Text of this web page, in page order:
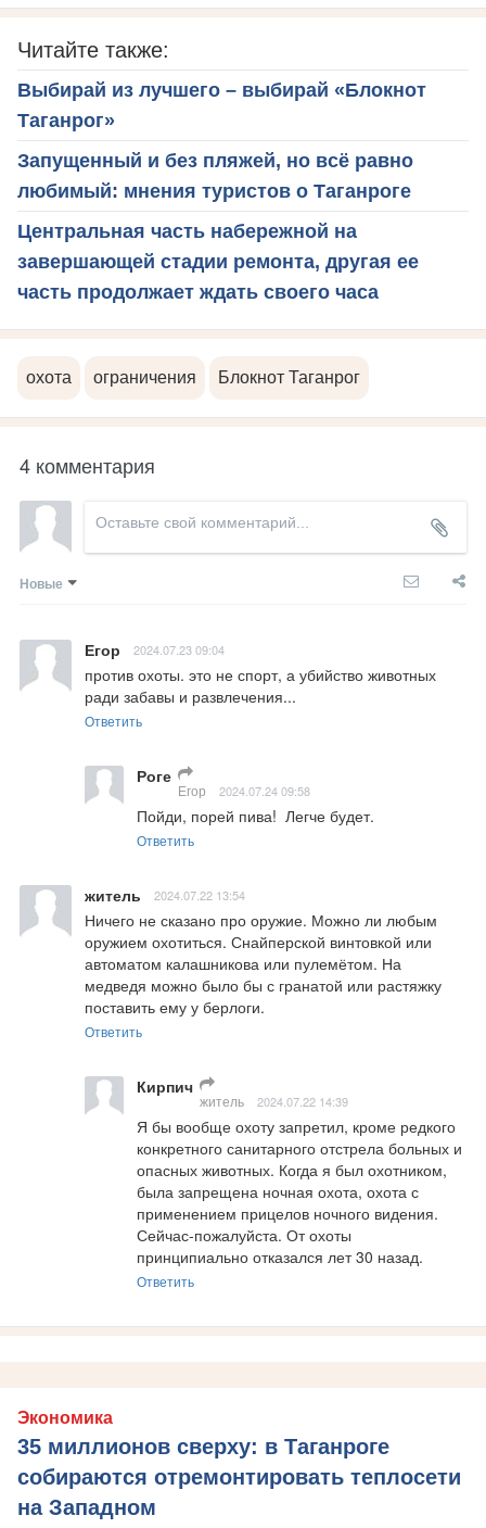
Читайте также:
Выбирай из лучшего – выбирай «Блокнот
Таганрог»
Запущенный и без пляжей, но всё равно
любимый: мнения туристов о Таганроге
Центральная часть набережной на
завершающей стадии ремонта, другая ее
часть продолжает ждать своего часа
охота ограничения Блокнот Таганрог
4 комментария
Новые
Егор 2024.07.23 09:04
против охоты. это не спорт, а убийство животных
ради забавы и развлечения...
Ответить
Роге
Егор 2024.07.24 09:58
Пойди, порей пива!  Легче будет.
Ответить
житель 2024.07.22 13:54
Ничего не сказано про оружие. Можно ли любым
оружием охотиться. Снайперской винтовкой или
автоматом калашникова или пулемётом. На
медведя можно было бы с гранатой или растяжку
поставить ему у берлоги.
Ответить
Кирпич
житель 2024.07.22 14:39
Я бы вообще охоту запретил, кроме редкого
конкретного санитарного отстрела больных и
опасных животных. Когда я был охотником,
была запрещена ночная охота, охота с
применением прицелов ночного видения.
Сейчас-пожалуйста. От охоты
принципиально отказался лет 30 назад.
Ответить
Экономика
35 миллионов сверху: в Таганроге
собираются отремонтировать теплосети
на Западном